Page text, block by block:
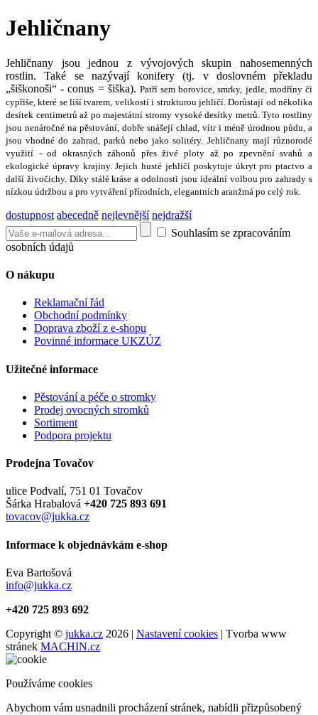
Jehličnany
Jehličnany jsou jednou z vývojových skupin nahosemenných
rostlin. Také se nazývají konifery (tj. v doslovném překladu
„šiškonoši“ - conus = šiška). Patří sem borovice, smrky, jedle, modříny či
cypřiše, které se liší tvarem, velikostí i strukturou jehličí. Dorůstají od několika
desítek centimetrů až po majestátní stromy vysoké desítky metrů.Tyto rostliny
jsou nenáročné na pěstování, dobře snášejí chlad, vítr i méně úrodnou půdu, a
jsou vhodné do zahrad, parků nebo jako solitéry. Jehličnany mají různorodé
využití - od okrasných záhonů přes živé ploty až po zpevnění svahů a
ekologické úpravy krajiny. Jejich husté jehličí poskytuje úkryt pro ptactvo a
další živočichy. Díky stálé kráse a odolnosti jsou ideální volbou pro zahrady s
nízkou údržbou a pro vytváření přírodních, elegantních aranžmá po celý rok.
dostupnost abecedně nejlevnější nejdražší
Souhlasím se zpracováním
osobních údajů
O nákupu
Reklamační řád
Obchodní podmínky
Doprava zboží z e-shopu
Povinné informace UKZÚZ
Užitečné informace
Pěstování a péče o stromky
Prodej ovocných stromků
Sortiment
Podpora projektu
Prodejna Tovačov
ulice Podvalí, 751 01 Tovačov
Šárka Hrabalová +420 725 893 691
tovacov@jukka.cz
Informace k objednávkám e-shop
Eva Bartošová
info@jukka.cz
+420 725 893 692
Copyright © jukka.cz 2026 | Nastavení cookies | Tvorba www
stránek MACHIN.cz
Používáme cookies
Abychom vám usnadnili procházení stránek, nabídli přizpůsobený